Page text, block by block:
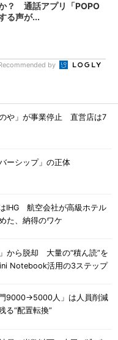
？ 通話アプリ「POPO
る声が...
by
や」が事業停止 直営店は7
ーシップ」の正体
IHG 航空会社が高級ホテル
た、納得のワケ
から脱却 大量の“積ん読”を
Notebook活用の3ステップ
9000→5000人」は人員削減
“配置転換”